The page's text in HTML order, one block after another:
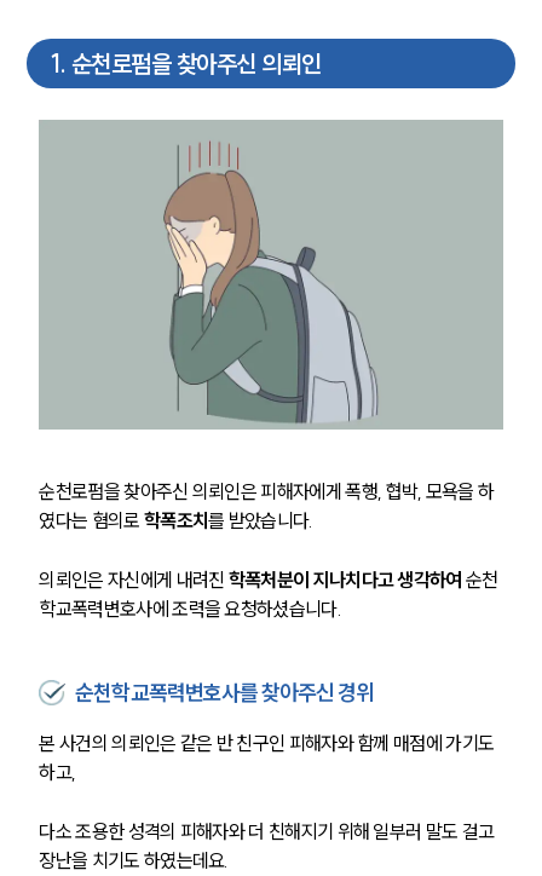
1. 순천로펌을 찾아주신 의뢰인
순천로펌을 찾아주신 의뢰인은 피해자에게 폭행, 협박, 모욕을 하
였다는 혐의로 학폭조치를 받았습니다.
의뢰인은 자신에게 내려진 학폭처분이 지나치다고 생각하여 순천
학교폭력변호사에 조력을 요청하셨습니다.
순천학교폭력변호사를 찾아주신 경위
본 사건의 의뢰인은 같은 반 친구인 피해자와 함께 매점에 가기도
하고,
다소 조용한 성격의 피해자와 더 친해지기 위해 일부러 말도 걸고
장난을 치기도 하였는데요.